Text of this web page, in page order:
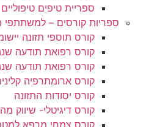
ספריית טיפים טיפוליים
ספריות קורסים – למשתתפי
קורס תוספי תזונה
קורס רפואת תודעה
קורס רפואת תודעה
קורס ארומתרפיה
קורס יסודות התזונה
קורס דיגיטלי- שיווק
קורס צמחי מרפא